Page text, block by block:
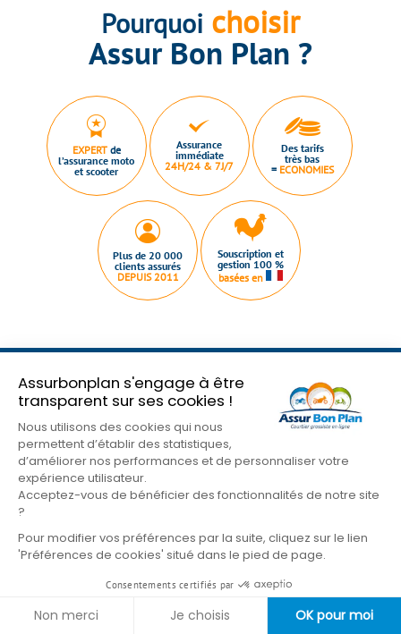
Assurbonplan s'engage à être
transparent sur ses cookies !
Nous utilisons des cookies qui nous
permettent d’établir des statistiques,
d’améliorer nos performances et de personnaliser votre
expérience utilisateur.
Acceptez-vous de bénéficier des fonctionnalités de notre site
?
Pour modifier vos préférences par la suite, cliquez sur le lien
'Préférences de cookies' situé dans le pied de page.
Consentements certifiés par
Non merci Je choisis OK pour moi
Pourquoi choisir
Assur Bon Plan ?
EXPERTde
l’assurance moto
et scooter
Assurance
immédiate
24H/24 & 7J/7
Des tarifs
très bas
= ECONOMIES
Plus de 20 000
clients assurés
DEPUIS 2011
Souscription et
gestion 100 %
basées en
Qui sommes nous ? Plan du site
Nous contacter
Mentions légales
Conditions Générales
Nos partenaires
Gestion des cookies
Formulaire de résiliation
Suivez-nous sur les réseaux